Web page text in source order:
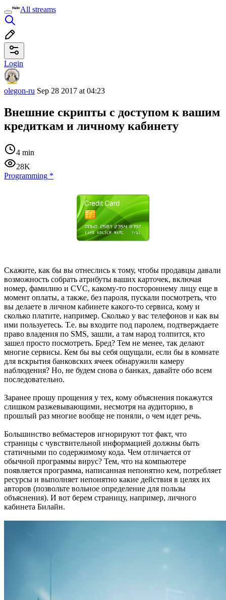
All streams
Login
olegon-ru Sep 28 2017 at 04:23
Внешние скрипты с доступом к вашим
кредиткам и личному кабинету
4 min
28K
Programming *
Скажите, как бы вы отнеслись к тому, чтобы продавцы давали
возможность собрать атрибуты ваших карточек, включая
номер, фамилию и CVC, какому-то постороннему лицу еще в
момент оплаты, а также, без пароля, пускали посмотреть, что
вы делаете в личном кабинете какого-то сервиса, кому и
сколько платите, например. Сколько у вас телефонов и как вы
ими пользуетесь. Т.е. вы входите под паролем, подтверждаете
право владения по SMS, зашли, а там народ толпится, кто
зашел просто посмотреть. Бред? Тем не менее, так делают
многие сервисы. Кем бы вы себя ощущали, если бы в комнате
для вскрытия банковских ячеек обнаружили камеру
наблюдения? Но, не будем снова о банках, давайте обо всем
последовательно.
Заранее прошу прощения у тех, кому объяснения покажутся
слишком разжевывающими, несмотря на аудиторию, в
прошлый раз многие вообще не поняли, о чем идет речь.
Большинство вебмастеров игнорируют тот факт, что
страницы с чувствительной информацией должны быть
статичными по содержимому кода. Чем отличается от
обычной программы вирус? Тем, что на компьютере
появляется программа, написанная непонятно кем, потребляет
ресурсы и выполняет непонятно какие действия в целях их
авторов (позвольте вольное определение для пользы
объяснения). И вот берем страницу, например, личного
кабинета Билайн.